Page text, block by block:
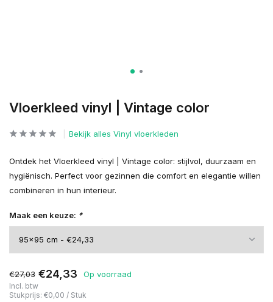
Vloerkleed vinyl | Vintage color
Bekijk alles Vinyl vloerkleden
Ontdek het Vloerkleed vinyl | Vintage color: stijlvol, duurzaam en
hygiënisch. Perfect voor gezinnen die comfort en elegantie willen
combineren in hun interieur.
Maak een keuze: *
€27,03 €24,33 Op voorraad
Incl. btw
Stukprijs: €0,00 / Stuk